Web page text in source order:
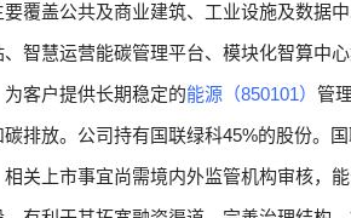
要覆盖公共及商业建筑、工业设施及数据
、智慧运营能碳管理平台、模块化智算中
为客户提供长期稳定的能源（850101） 管
碳排放。公司持有国联绿科45%的股份。
相关上市事宜尚需境内外监管机构审核，